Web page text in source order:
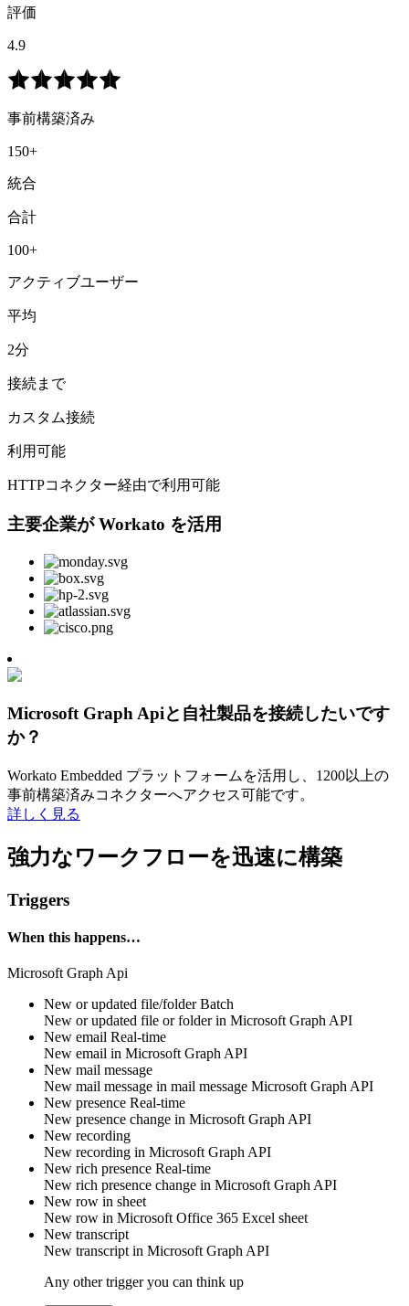
評価
4.9
事前構築済み
150+
統合
合計
100+
アクティブユーザー
平均
2分
接続まで
カスタム接続
利用可能
HTTPコネクター経由で利用可能
主要企業が Workato を活用
Microsoft Graph Apiと自社製品を接続したいです
か？
Workato Embedded プラットフォームを活用し、1200以上の
事前構築済みコネクターへアクセス可能です。
詳しく見る
強力なワークフローを迅速に構築
Triggers
When this happens…
Microsoft Graph Api
New or updated file/folderBatch
New or updated file or folderin Microsoft Graph API
New email Real-time
New email in Microsoft Graph API
New mail message
New mail message in mail message Microsoft Graph API
New presence Real-time
New presence change in Microsoft Graph API
New recording
New recording in Microsoft Graph API
New rich presence Real-time
New rich presence change in Microsoft Graph API
New row in sheet
New row in Microsoft Office 365 Excel sheet
New transcript
New transcriptin Microsoft Graph API
Any other trigger you can think up